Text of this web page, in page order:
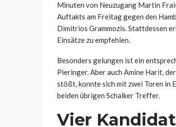
Minuten von Neuzugang Martin
Auftakts am Freitag gegen den
Dimitrios Grammozis. Stattdessen
Einsätze zu empfehlen.
Besonders gelungen ist ein
Pieringer. Aber auch Amine Harit,
stößt, konnte sich mit zwei Toren in
beiden übrigen Schalker Treffer.
Vier